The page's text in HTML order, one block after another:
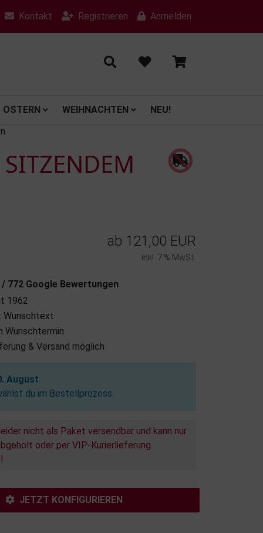
Kontakt Registrieren Anmelden
OSTERN WEIHNACHTEN
NEU!
ab 121,00 EUR
inkl. 7 % MwSt.
/ 772 Google Bewertungen
1962
Wunschtext
Wunschtermin
& Versand möglich
August
du im Bestellprozess.
nicht als Paket versendbar und kann nur
oder per VIP-Kurierlieferung
JETZT KONFIGURIEREN